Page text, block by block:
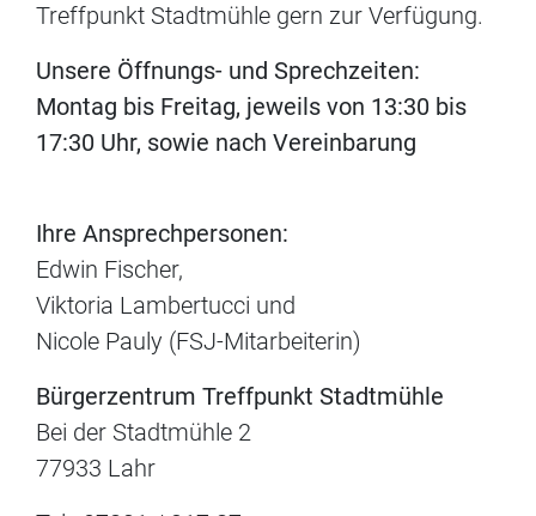
Treffpunkt Stadtmühle gern zur Verfügung.
Unsere Öffnungs- und Sprechzeiten:
Montag bis Freitag, jeweils von 13:30 bis
17:30 Uhr, sowie nach Vereinbarung
Ihre Ansprechpersonen:
Edwin Fischer,
Viktoria Lambertucci und
Nicole Pauly (FSJ-Mitarbeiterin)
Bürgerzentrum Treffpunkt Stadtmühle
Bei der Stadtmühle 2
77933 Lahr